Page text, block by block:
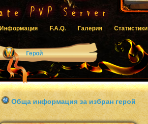
Информация F.A.Q. Галерия Статистики
Герой
Обща информация за избран герой